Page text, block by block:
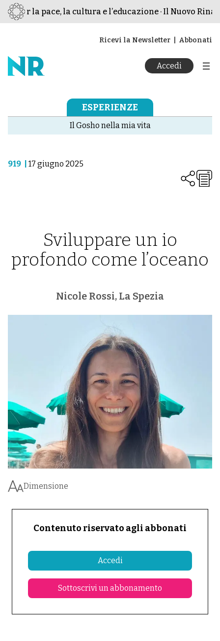
per la pace, la cultura e l’educazione · Il Nuovo
Ricevi la Newsletter Abbonati
Accedi
ESPERIENZE
Il Gosho nella mia vita
919 17 giugno 2025
Sviluppare un io
profondo come l’oceano
Nicole Rossi, La Spezia
Dimensione
Contenuto riservato agli abbonati
Accedi
Sottoscrivi un abbonamento